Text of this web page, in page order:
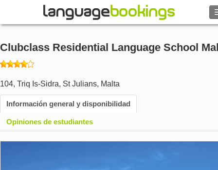
EXPLORAR
Identifícate
Ayuda
Clubclass Residential Language School
104, Triq Is-Sidra, St Julians, Malta
Información general y disponibilidad
Opiniones de estudiantes